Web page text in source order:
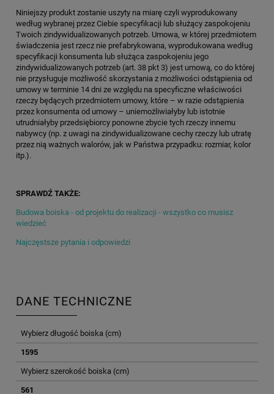
Niniejszy produkt zostanie uszyty na miarę czyli wyprodukowany
według wybranej przez Ciebie specyfikacji lub służący zaspokojeniu
Twoich zindywidualizowanych potrzeb. Umowa, w której przedmiotem
świadczenia jest rzecz nie prefabrykowana, wyprodukowana według
specyfikacji konsumenta lub służąca zaspokojeniu jego
zindywidualizowanych potrzeb (art. 38 pkt 3) jest umową, co do której
nie przysługuje możliwość skorzystania z możliwości odstąpienia od
umowy w terminie 14 dni ze względu na specyficzne właściwości
rzeczy będących przedmiotem umowy, które – w razie odstąpienia
przez konsumenta od umowy – uniemożliwiałyby lub istotnie
utrudniałyby przedsiębiorcy ponowne zbycie tych rzeczy innemu
nabywcy (np. z uwagi na zindywidualizowane cechy rzeczy lub utratę
przez nią ważnych walorów, jak w Państwa przypadku: rozmiar, kolor
itp.).
SPRAWDŹ TAKŻE:
Budowa boiska - od projektu do realizacji - wszystko co musisz
wiedzieć
Najczęstsze pytania i odpowiedzi
DANE TECHNICZNE
Wybierz długość boiska (cm)
1595
Wybierz szerokość boiska (cm)
561